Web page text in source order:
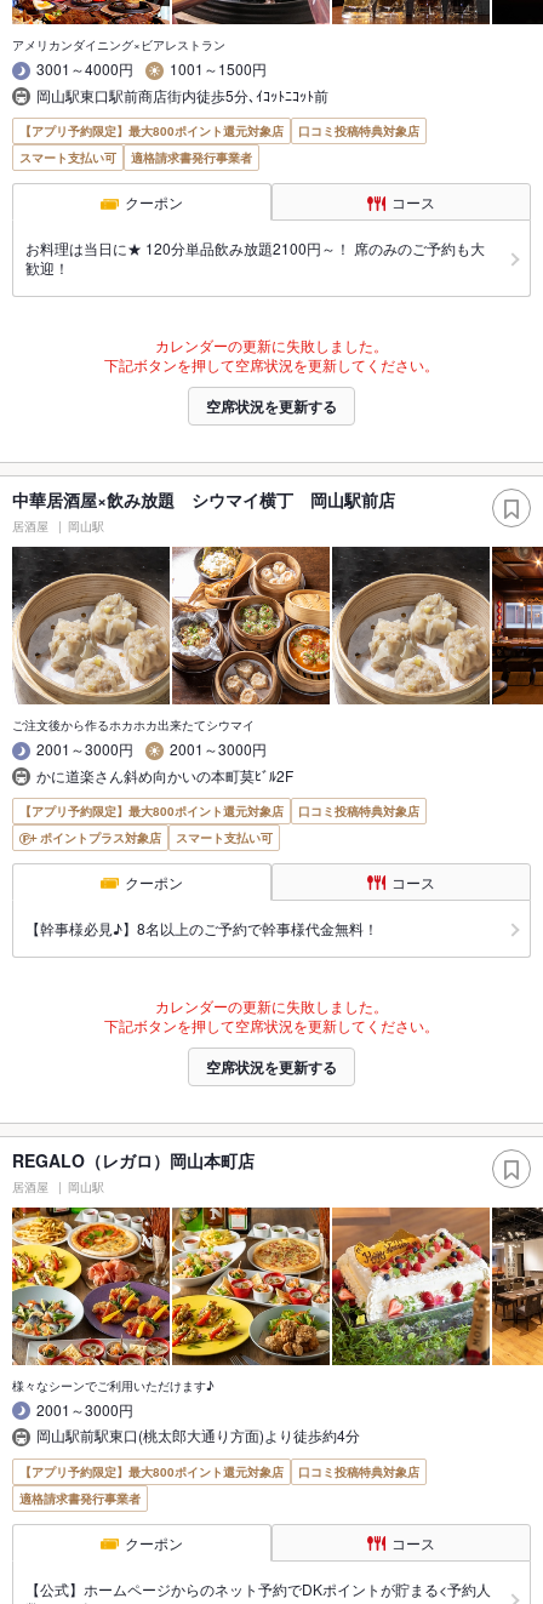
アメリカンダイニング×ビアレストラン
3001～4000円
1001～1500円
岡山駅東口駅前商店街内徒歩5分､ｲｺｯﾄﾆｺｯﾄ前
【アプリ予約限定】最大800ポイント還元対象店
口コミ投稿特典対象店
スマート支払い可
適格請求書発行事業者
クーポン コース
お料理は当日に★ 120分単品飲み放題2100円～！ 席のみのご予約も大
歓迎！
カレンダーの更新に失敗しました。
下記ボタンを押して空席状況を更新してください。
空席状況を更新する
中華居酒屋×飲み放題 シウマイ横丁 岡山駅前店
居酒屋 岡山駅
ご注文後から作るホカホカ出来たてシウマイ
2001～3000円
2001～3000円
かに道楽さん斜め向かいの本町莫ﾋﾞﾙ2F
【アプリ予約限定】最大800ポイント還元対象店
口コミ投稿特典対象店
ポイントプラス対象店
スマート支払い可
クーポン コース
【幹事様必見♪】8名以上のご予約で幹事様代金無料！
カレンダーの更新に失敗しました。
下記ボタンを押して空席状況を更新してください。
空席状況を更新する
REGALO（レガロ）岡山本町店
居酒屋 岡山駅
様々なシーンでご利用いただけます♪
2001～3000円
岡山駅前駅東口(桃太郎大通り方面)より徒歩約4分
【アプリ予約限定】最大800ポイント還元対象店
口コミ投稿特典対象店
適格請求書発行事業者
クーポン コース
【公式】ホームページからのネット予約でDKポイントが貯まる<予約人